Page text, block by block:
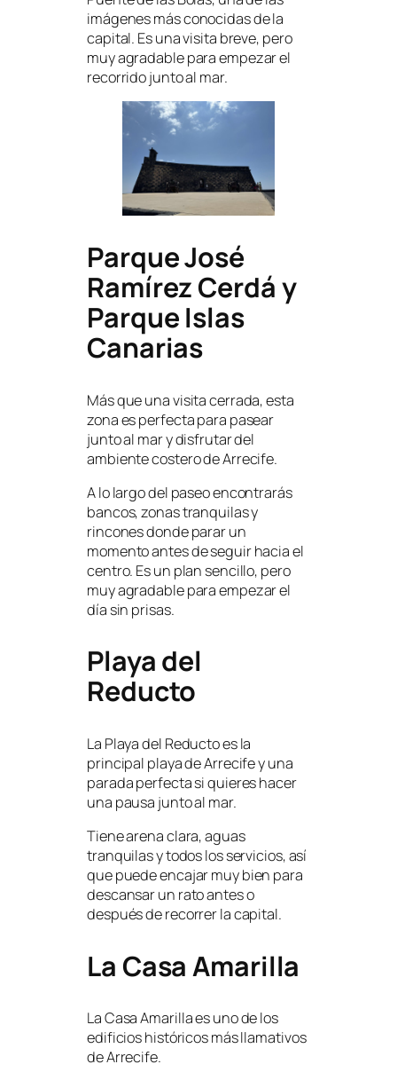
imágenes más conocidas de la
capital. Es una visita breve, pero
muy agradable para empezar el
recorrido junto al mar.
Parque José
Ramírez Cerdá y
Parque Islas
Canarias
Más que una visita cerrada, esta
zona es perfecta para pasear
junto al mar y disfrutar del
ambiente costero de Arrecife.
A lo largo del paseo encontrarás
bancos, zonas tranquilas y
rincones donde parar un
momento antes de seguir hacia el
centro. Es un plan sencillo, pero
muy agradable para empezar el
día sin prisas.
Playa del
Reducto
La Playa del Reducto es la
principal playa de Arrecife y una
parada perfecta si quieres hacer
una pausa junto al mar.
Tiene arena clara, aguas
tranquilas y todos los servicios, así
que puede encajar muy bien para
descansar un rato antes o
después de recorrer la capital.
La Casa Amarilla
La Casa Amarilla es uno de los
edificios históricos más llamativos
de Arrecife.